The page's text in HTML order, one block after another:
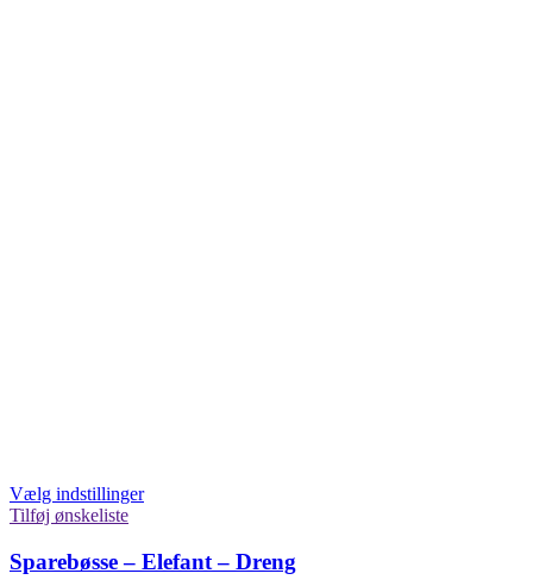
Vælg indstillinger
Tilføj ønskeliste
Sparebøsse – Elefant – Dreng